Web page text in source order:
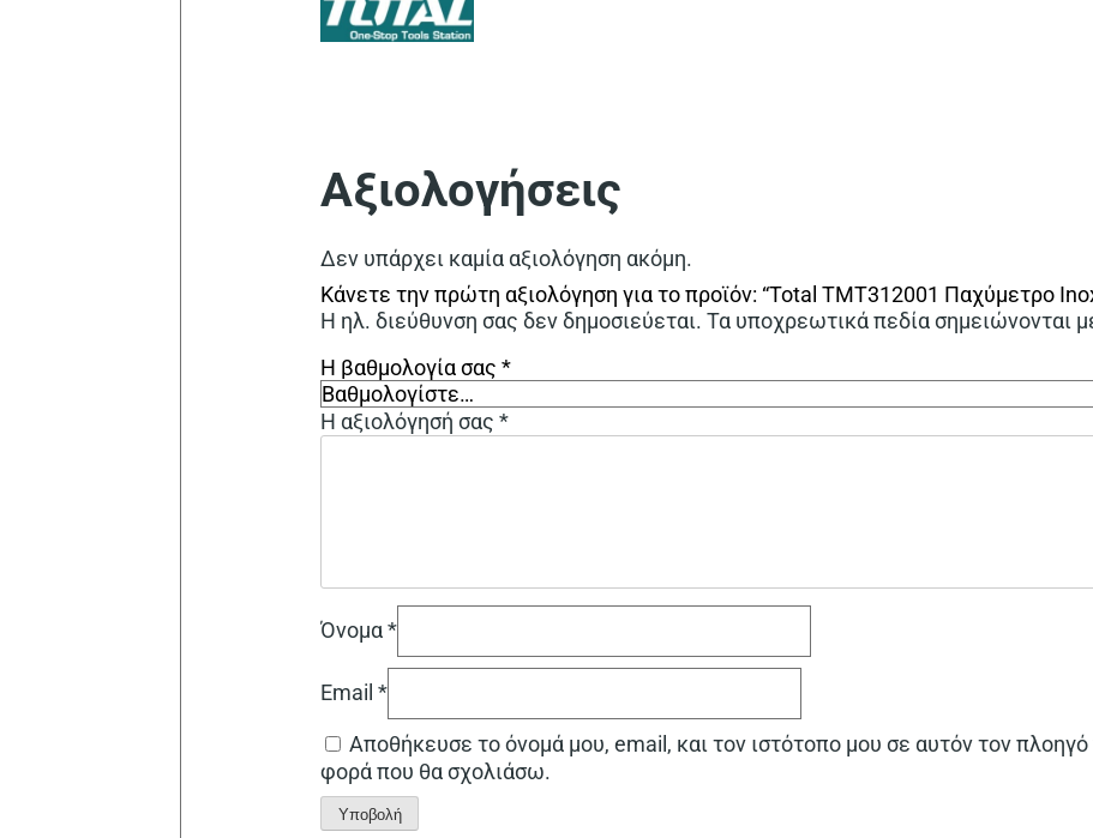
Αξιολογήσεις
Δεν υπάρχει καμία αξιολόγηση ακόμη.
Κάνετε την πρώτη αξιολόγηση για το προϊόν: “Total TMT312001 Παχύμετρο
Η ηλ. διεύθυνση σας δεν δημοσιεύεται. Τα υποχρεωτικά πεδία σημειώνονται
Η βαθμολογία σας*
Η αξιολόγησή σας*
Όνομα*
Email*
Αποθήκευσε το όνομά μου, email, και τον ιστότοπο μου σε αυτόν τον πλοηγό
φορά που θα σχολιάσω.